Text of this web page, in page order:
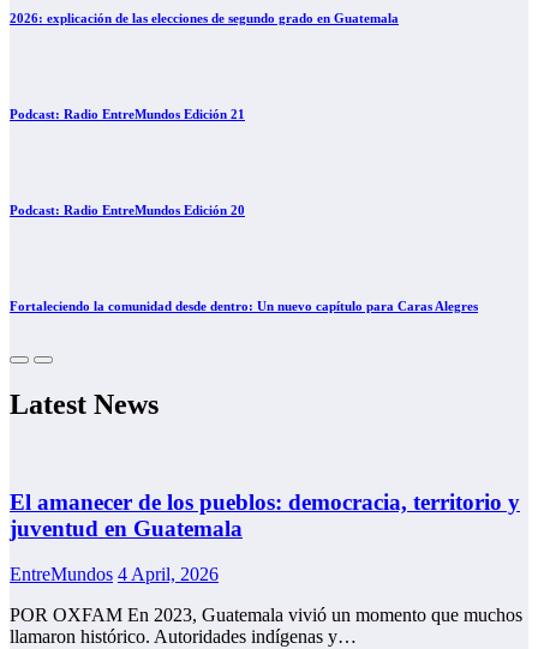
2026: explicación de las elecciones de segundo grado en Guatemala
Podcast: Radio EntreMundos Edición 21
Podcast: Radio EntreMundos Edición 20
Fortaleciendo la comunidad desde dentro: Un nuevo capítulo para Caras Alegres
Latest News
El amanecer de los pueblos: democracia, territorio y
juventud en Guatemala
EntreMundos 4 April, 2026
POR OXFAM En 2023, Guatemala vivió un momento que muchos
llamaron histórico. Autoridades indígenas y…